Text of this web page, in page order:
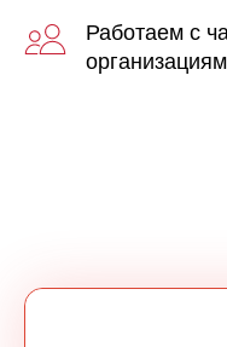
Работаем с